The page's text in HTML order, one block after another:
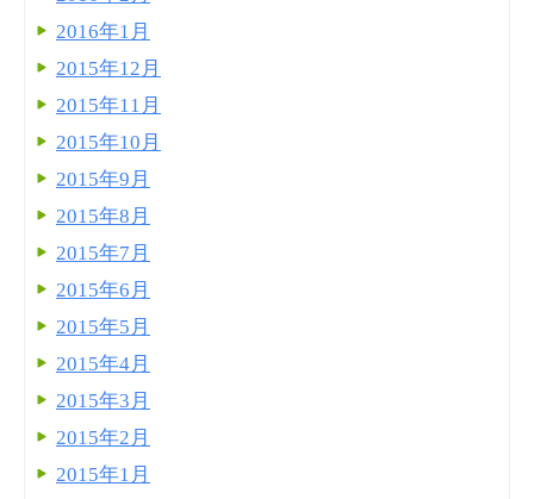
2016年1月
2015年12月
2015年11月
2015年10月
2015年9月
2015年8月
2015年7月
2015年6月
2015年5月
2015年4月
2015年3月
2015年2月
2015年1月